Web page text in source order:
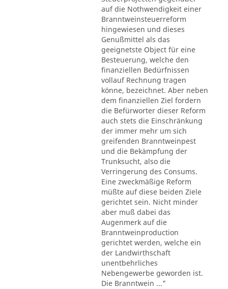
auf die Nothwendigkeit einer
Branntweinsteuerreform
hingewiesen und dieses
Genußmittel als das
geeignetste Object für eine
Besteuerung, welche den
finanziellen Bedürfnissen
vollauf Rechnung tragen
könne, bezeichnet. Aber neben
dem finanziellen Ziel fordern
die Befürworter dieser Reform
auch stets die Einschränkung
der immer mehr um sich
greifenden Branntweinpest
und die Bekämpfung der
Trunksucht, also die
Verringerung des Consums.
Eine zweckmäßige Reform
müßte auf diese beiden Ziele
gerichtet sein. Nicht minder
aber muß dabei das
Augenmerk auf die
Branntweinproduction
gerichtet werden, welche ein
der Landwirthschaft
unentbehrliches
Nebengewerbe geworden ist.
Die Branntwein ..."